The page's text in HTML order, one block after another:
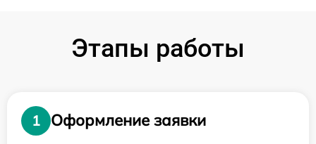
Этапы работы
1
Оформление заявки